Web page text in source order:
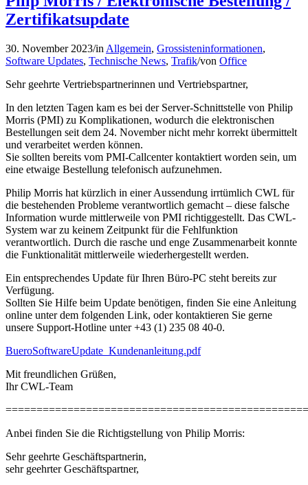
Zertifikatsupdate
30. November 2023/in Allgemein, Grossisteninformationen,
Software Updates, Technische News, Trafik/von Office
Sehr geehrte Vertriebspartnerinnen und Vertriebspartner,
In den letzten Tagen kam es bei der Server-Schnittstelle von Philip
Morris (PMI) zu Komplikationen, wodurch die elektronischen
Bestellungen seit dem 24. November nicht mehr korrekt übermittelt
und verarbeitet werden können.
Sie sollten bereits vom PMI-Callcenter kontaktiert worden sein, um
eine etwaige Bestellung telefonisch aufzunehmen.
Philip Morris hat kürzlich in einer Aussendung irrtümlich CWL für
die bestehenden Probleme verantwortlich gemacht – diese falsche
Information wurde mittlerweile von PMI richtiggestellt. Das CWL-
System war zu keinem Zeitpunkt für die Fehlfunktion
verantwortlich. Durch die rasche und enge Zusammenarbeit konnte
die Funktionalität mittlerweile wiederhergestellt werden.
Ein entsprechendes Update für Ihren Büro-PC steht bereits zur
Verfügung.
Sollten Sie Hilfe beim Update benötigen, finden Sie eine Anleitung
online unter dem folgenden Link, oder kontaktieren Sie gerne
unsere Support-Hotline unter +43 (1) 235 08 40-0.
BueroSoftwareUpdate_Kundenanleitung.pdf
Mit freundlichen Grüßen,
Ihr CWL-Team
Anbei finden Sie die Richtigstellung von Philip Morris:
Sehr geehrte Geschäftspartnerin,
sehr geehrter Geschäftspartner,